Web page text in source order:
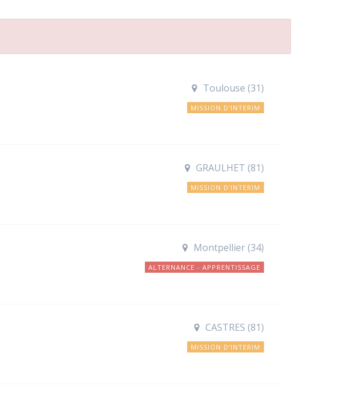
Toulouse (31)
MISSION D'INTERIM
GRAULHET (81)
MISSION D'INTERIM
Montpellier (34)
ALTERNANCE - APPRENTISSAGE
CASTRES (81)
MISSION D'INTERIM